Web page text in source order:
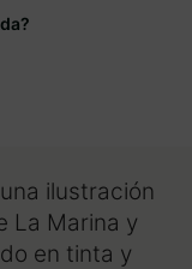
ilustración
La Marina y
en tinta y